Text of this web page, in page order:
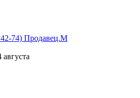
42-74) Продавец.М
августа